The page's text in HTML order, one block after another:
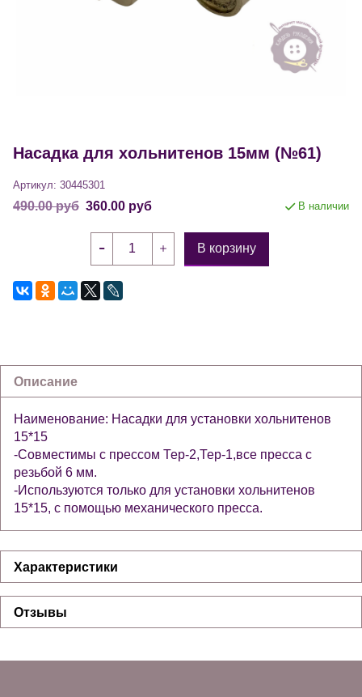
Насадка для хольнитенов 15мм (№61)
Артикул: 30445301
490.00 руб 360.00 руб В наличии
В корзину
Описание
Наименование: Насадки для установки хольнитенов
15*15
-Совместимы с прессом Тер-2,Тер-1,все пресса с
резьбой 6 мм.
-Используются только для установки хольнитенов
15*15, с помощью механического пресса.
Характеристики
Отзывы